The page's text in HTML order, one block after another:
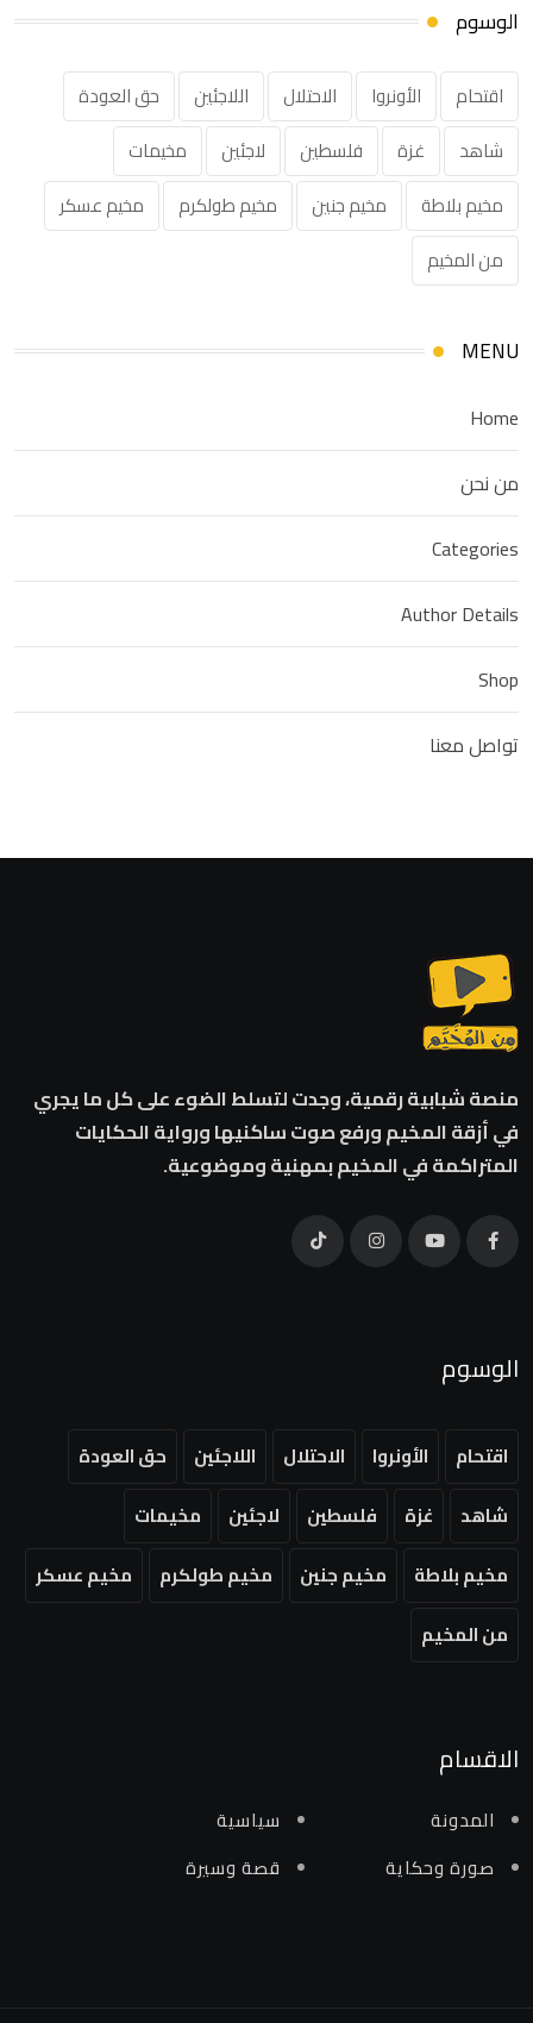
الوسوم
اقتحام الأونروا الاحتلال اللاجئين
حق العودة
شاهد
غزة فلسطين لاجئين
مخيمات
مخيم بلاطة
مخيم جنين مخيم طولكرم
مخيم عسكر
من المخيم
MENU
Home
من نحن
Categories
Author Details
Shop
تواصل معنا
منصة شبابية رقمية، وجدت لتسلط الضوء على كل ما يجري
في أزقة المخيم ورفع صوت ساكنيها ورواية الحكايات
المتراكمة في المخيم بمهنية وموضوعية.
الوسوم
اقتحام الأونروا الاحتلال اللاجئين
حق العودة
شاهد
غزة فلسطين لاجئين
مخيمات
مخيم بلاطة
مخيم جنين مخيم طولكرم
مخيم عسكر
من المخيم
الاقسام
المدونة
سياسية
صورة وحكاية
قصة وسيرة